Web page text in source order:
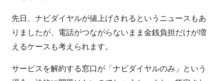
先日、ナビダイヤルが値上げされるというニュースもあ
りましたが、電話がつながらないまま金銭負担だけが増
えるケースも考えられます。
サービスを解約する窓口が「ナビダイヤルのみ」という